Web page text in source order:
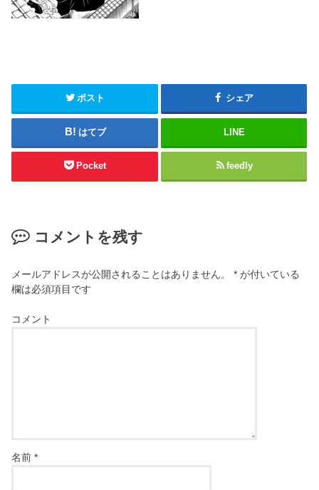
ポスト シェア
はてブ LINE
Pocket feedly
コメントを残す
メールアドレスが公開されることはありません。 * が付いている
欄は必須項目です
コメント
名前*